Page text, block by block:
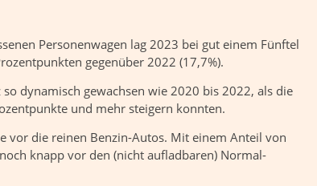
Personenwagen lag 2023 bei gut einem Fünftel
gegenüber 2022 (17,7%).
dynamisch gewachsen wie 2020 bis 2022, als die
und mehr steigern konnten.
vor die reinen Benzin-Autos. Mit einem Anteil von
knapp vor den (nicht aufladbaren) Normal-